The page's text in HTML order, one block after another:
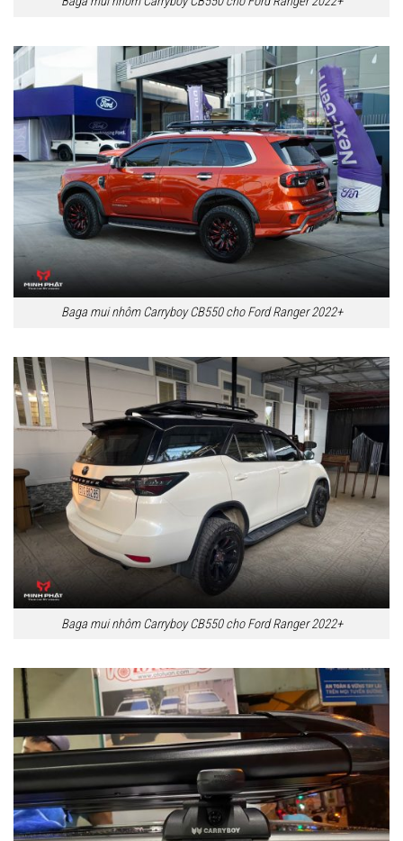
Baga mui nhôm Carryboy CB550 cho Ford Ranger 2022+
Baga mui nhôm Carryboy CB550 cho Ford Ranger 2022+